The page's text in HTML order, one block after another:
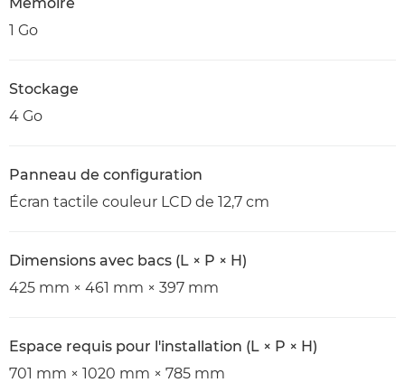
1 Go
Stockage
4 Go
Panneau de configuration
Écran tactile couleur LCD de 12,7 cm
Dimensions avec bacs (L × P × H)
425 mm × 461 mm × 397 mm
Espace requis pour l'installation (L × P × H)
701 mm × 1020 mm × 785 mm